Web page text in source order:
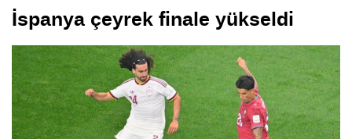
İspanya çeyrek finale yükseldi